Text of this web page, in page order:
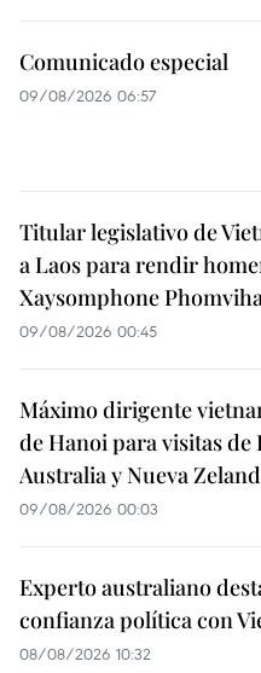
Comunicado especial
09/08/2026 06:57
Titular legislativo de
a Laos para rendir
Xaysomphone
09/08/2026 00:45
Máximo dirigente
de Hanoi para visitas de
Australia y Nueva
09/08/2026 00:03
Experto australiano
confianza política con
08/08/2026 10:32